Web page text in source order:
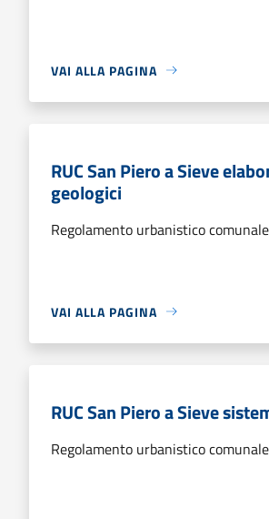
VAI ALLA PAGINA
RUC San Piero a Sieve
geologici
Regolamento urbanistico comunale
VAI ALLA PAGINA
RUC San Piero a Sieve
Regolamento urbanistico comunale